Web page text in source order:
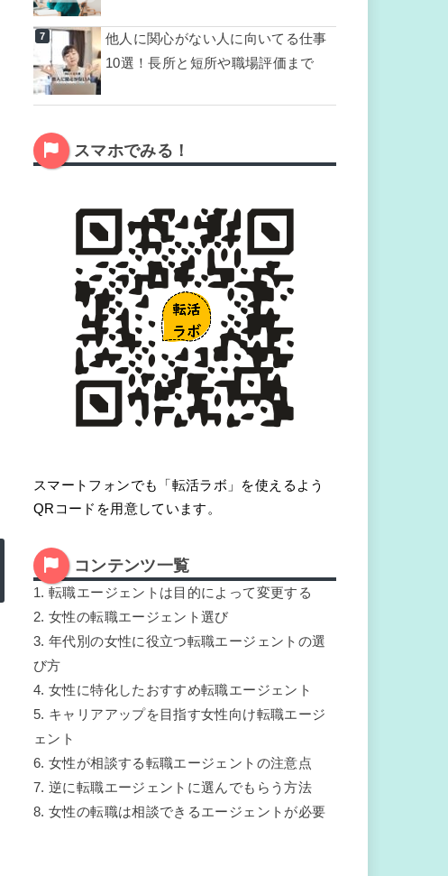
他人に関心がない人に向いてる仕事
10選！長所と短所や職場評価まで
スマホでみる！
スマートフォンでも「転活ラボ」を使えるよう
QRコードを用意しています。
コンテンツ一覧
1. 転職エージェントは目的によって変更する
2. 女性の転職エージェント選び
3. 年代別の女性に役立つ転職エージェントの選
び方
4. 女性に特化したおすすめ転職エージェント
5. キャリアアップを目指す女性向け転職エージ
ェント
6. 女性が相談する転職エージェントの注意点
7. 逆に転職エージェントに選んでもらう方法
8. 女性の転職は相談できるエージェントが必要